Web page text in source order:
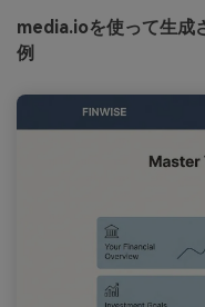
media.ioを使って生成
例